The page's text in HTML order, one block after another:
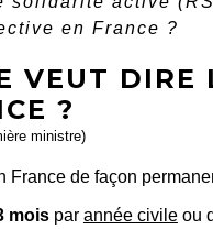
en France ?
VEUT DIRE
?
ministre)
France de façon
moispar année civileou